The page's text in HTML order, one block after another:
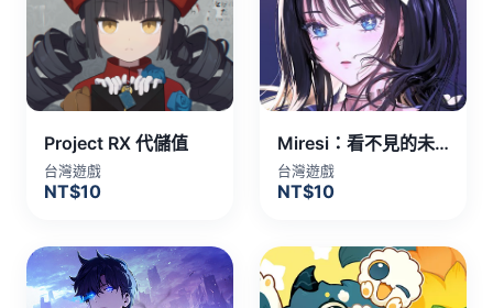
Project RX 代儲值
台灣遊戲
NT$10
Miresi：看不見的未來 代儲值
台灣遊戲
NT$10